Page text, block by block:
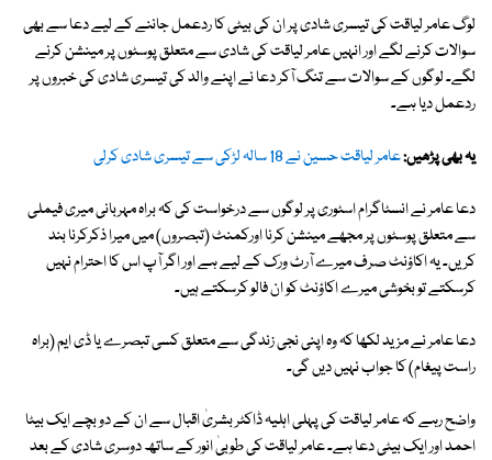
لوگ عامر لیاقت کی تیسری شادی پر ان کی بیٹی کا ردعمل جاننے کے لیے دعا سے بھی
سوالات کرنے لگے اور انہیں عامر لیاقت کی شادی سے متعلق پوسٹوں پر مینشن کرنے
لگے۔ لوگوں کے سوالات سے تنگ آکر دعا نے اپنے والد کی تیسری شادی کی خبروں پر
ردعمل دیا ہے۔
یہ بھی پڑھیں:عامر لیاقت حسین نے 18 سالہ لڑکی سے تیسری شادی کرلی
دعا عامر نے انسٹاگرام اسٹوری پر لوگوں سے درخواست کی کہ براہ مہربانی میری فیملی
سے متعلق پوسٹوں پر مجھے مینشن کرنا اورکمنٹ (تبصروں) میں میرا ذکرکرنا بند
کریں۔ یہ اکاؤنٹ صرف میرے آرٹ ورک کے لیے ہے اور اگر آپ اس کا احترام نہیں
کرسکتے تو بخوشی میرے اکاؤنٹ کو ان فالو کرسکتے ہیں۔
دعا عامر نے مزید لکھا کہ وہ اپنی نجی زندگی سے متعلق کسی تبصرے یا ڈی ایم (براہ
راست پیغام) کا جواب نہیں دیں گی۔
واضح رہے کہ عامر لیاقت کی پہلی اہلیہ ڈاکٹر بشریٰ اقبال سے ان کے دو بچے ایک بیٹا
احمد اور ایک بیٹی دعا ہے۔ عامر لیاقت کی طوبیٰ انور کے ساتھ دوسری شادی کے بعد